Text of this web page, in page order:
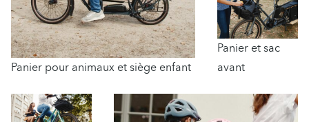
Panier pour animaux et siège enfant
Panier et sac
avant